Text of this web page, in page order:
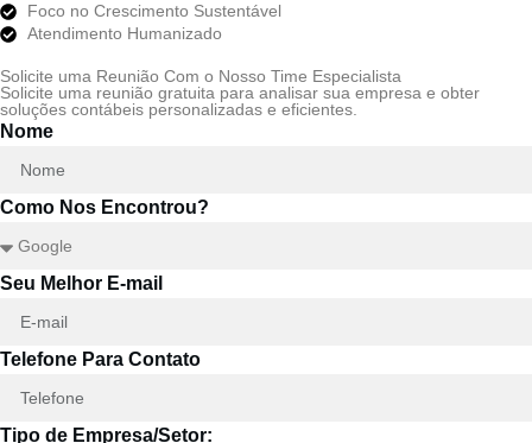
Foco no Crescimento Sustentável
Atendimento Humanizado
Solicite uma Reunião Com o Nosso Time Especialista
Solicite uma reunião gratuita para analisar sua empresa e obter
soluções contábeis personalizadas e eficientes.
Nome
Como Nos Encontrou?
Seu Melhor E-mail
Telefone Para Contato
Tipo de Empresa/Setor: